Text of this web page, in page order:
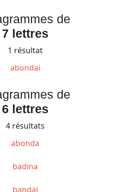
de
7 lettres
1 résultat
abondai
de
6 lettres
4 résultats
abonda
badina
bandai